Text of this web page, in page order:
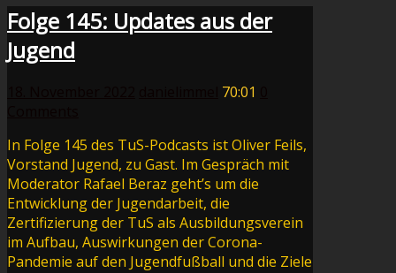
Folge 145: Updates aus der
Jugend
70:01
In Folge 145 des TuS-Podcasts ist Oliver Feils,
Vorstand Jugend, zu Gast. Im Gespräch mit
Moderator Rafael Beraz geht’s um die
Entwicklung der Jugendarbeit, die
Zertifizierung der TuS als Ausbildungsverein
im Aufbau, Auswirkungen der Corona-
Pandemie auf den Jugendfußball und die Ziele